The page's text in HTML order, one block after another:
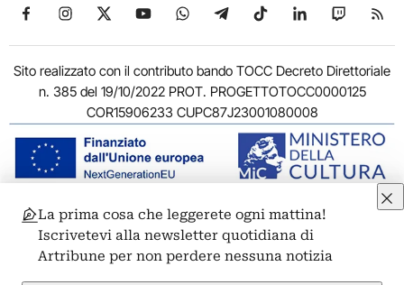
Seguici su Facebook
Seguici su Instagram
Seguici su X
Seguici su YouTube
Seguici su WhatsApp
Seguici su Telegram
Seguici su TikTok
Seguici su
Seguici
Sito realizzato con il contributo bando TOCC Decreto Direttoriale
n. 385 del 19/10/2022 PROT. PROGETTOTOCC0000125
COR15906233 CUPC87J23001080008
© 2011-2026 ARTRIBUNE srl – Corso Vittorio Emanuele II, 287 –
00186 Roma - P.I. 11381581005
Privacy: Responsabile della protezione dei dati personali
La prima cosa che leggerete ogni mattina!
Iscrivetevi alla newsletter quotidiana di
Artribune per non perdere nessuna notizia